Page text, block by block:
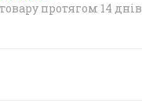
протягом 14 днів